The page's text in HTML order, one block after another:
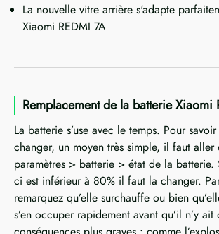
La nouvelle vitre arrière s'adapte
Xiaomi REDMI 7A
Remplacement de la batterie Xiaomi
La batterie s’use avec le temps. Pour
changer, un moyen très simple, il faut aller
paramètres > batterie > état de la batterie.
ci est inférieur à 80% il faut la changer.
remarquez qu’elle surchauffe ou bien
s’en occuper rapidement avant qu’il n’y ait